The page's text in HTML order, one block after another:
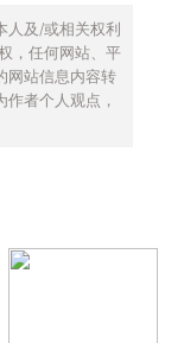
人及/或相关权利
，任何网站、平
网站信息内容转
者个人观点，